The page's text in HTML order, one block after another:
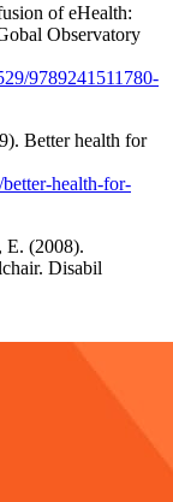
of eHealth:
Observatory
9789241511780-
Better health for
health-for-
E. (2008).
Disabil